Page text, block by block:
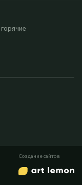
Cоздание сайтов